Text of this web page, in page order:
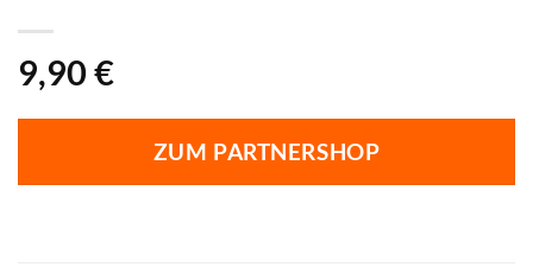
9,90 €
ZUM PARTNERSHOP